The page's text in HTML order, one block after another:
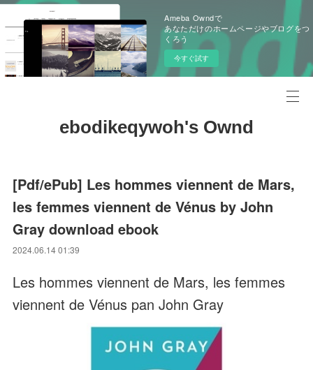
Ameba Owndで
あなただけのホームページやブログをつ
くろう
今すぐ試す
ebodikeqywoh's Ownd
[Pdf/ePub] Les hommes viennent de Mars,
les femmes viennent de Vénus by John
Gray download ebook
2024.06.14 01:39
Les hommes viennent de Mars, les femmes
viennent de Vénus pan John Gray